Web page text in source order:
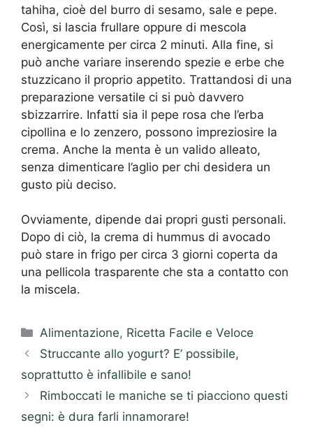
tahiha, cioè del burro di sesamo, sale e pepe.
Così, si lascia frullare oppure di mescola
energicamente per circa 2 minuti. Alla fine, si
può anche variare inserendo spezie e erbe che
stuzzicano il proprio appetito. Trattandosi di una
preparazione versatile ci si può davvero
sbizzarrire. Infatti sia il pepe rosa che l’erba
cipollina e lo zenzero, possono impreziosire la
crema. Anche la menta è un valido alleato,
senza dimenticare l’aglio per chi desidera un
gusto più deciso.
Ovviamente, dipende dai propri gusti personali.
Dopo di ciò, la crema di hummus di avocado
può stare in frigo per circa 3 giorni coperta da
una pellicola trasparente che sta a contatto con
la miscela.
Categorie
Alimentazione, Ricetta Facile e Veloce
Struccante allo yogurt? E’ possibile,
soprattutto è infallibile e sano!
Rimboccati le maniche se ti piacciono questi
segni: è dura farli innamorare!